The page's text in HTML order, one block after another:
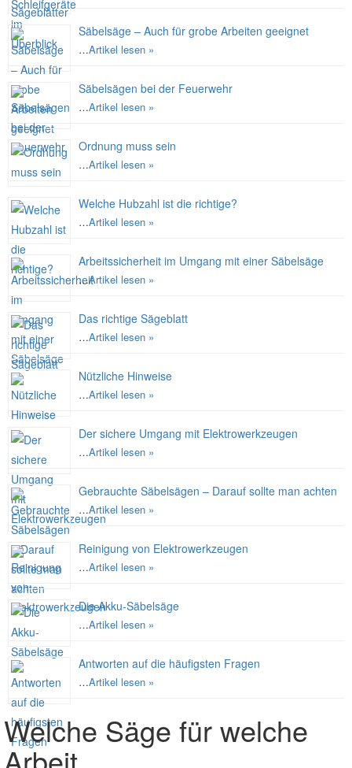
Säbelsäge – Auch für grobe Arbeiten geeignet
…Artikel lesen »
Säbelsägen bei der Feuerwehr
…Artikel lesen »
Ordnung muss sein
…Artikel lesen »
Welche Hubzahl ist die richtige?
…Artikel lesen »
Arbeitssicherheit im Umgang mit einer Säbelsäge
…Artikel lesen »
Das richtige Sägeblatt
…Artikel lesen »
Nützliche Hinweise
…Artikel lesen »
Der sichere Umgang mit Elektrowerkzeugen
…Artikel lesen »
Gebrauchte Säbelsägen – Darauf sollte man achten
…Artikel lesen »
Reinigung von Elektrowerkzeugen
…Artikel lesen »
Die Akku-Säbelsäge
…Artikel lesen »
Antworten auf die häufigsten Fragen
…Artikel lesen »
Welche Säge für welche